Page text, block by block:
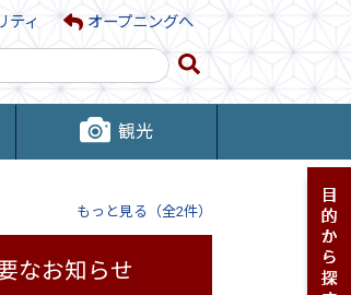
ティ オープニングへ
観光
もっと見る（全2件）
なお知らせ